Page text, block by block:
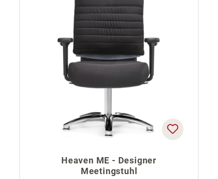
Heaven ME - Designer
Meetingstuhl